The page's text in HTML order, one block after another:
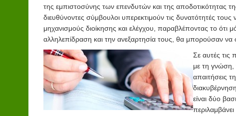
της εμπιστοσύνης των επενδυτών και της αποδοτικότητας της
διευθύνοντες σύμβουλοι υπερεκτιμούν τις δυνατότητές
μηχανισμούς διοίκησης και ελέγχου, παραβλέποντας το ότι
αλληλεπίδραση και την ανεξαρτησία τους, θα μπορούσαν
Σε αυτές τις
με τη γνώση,
απαιτήσεις
είναι δύο